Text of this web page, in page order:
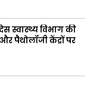
स्वास्थ्य विभाग की
पैथोलॉजी केंद्रों पर